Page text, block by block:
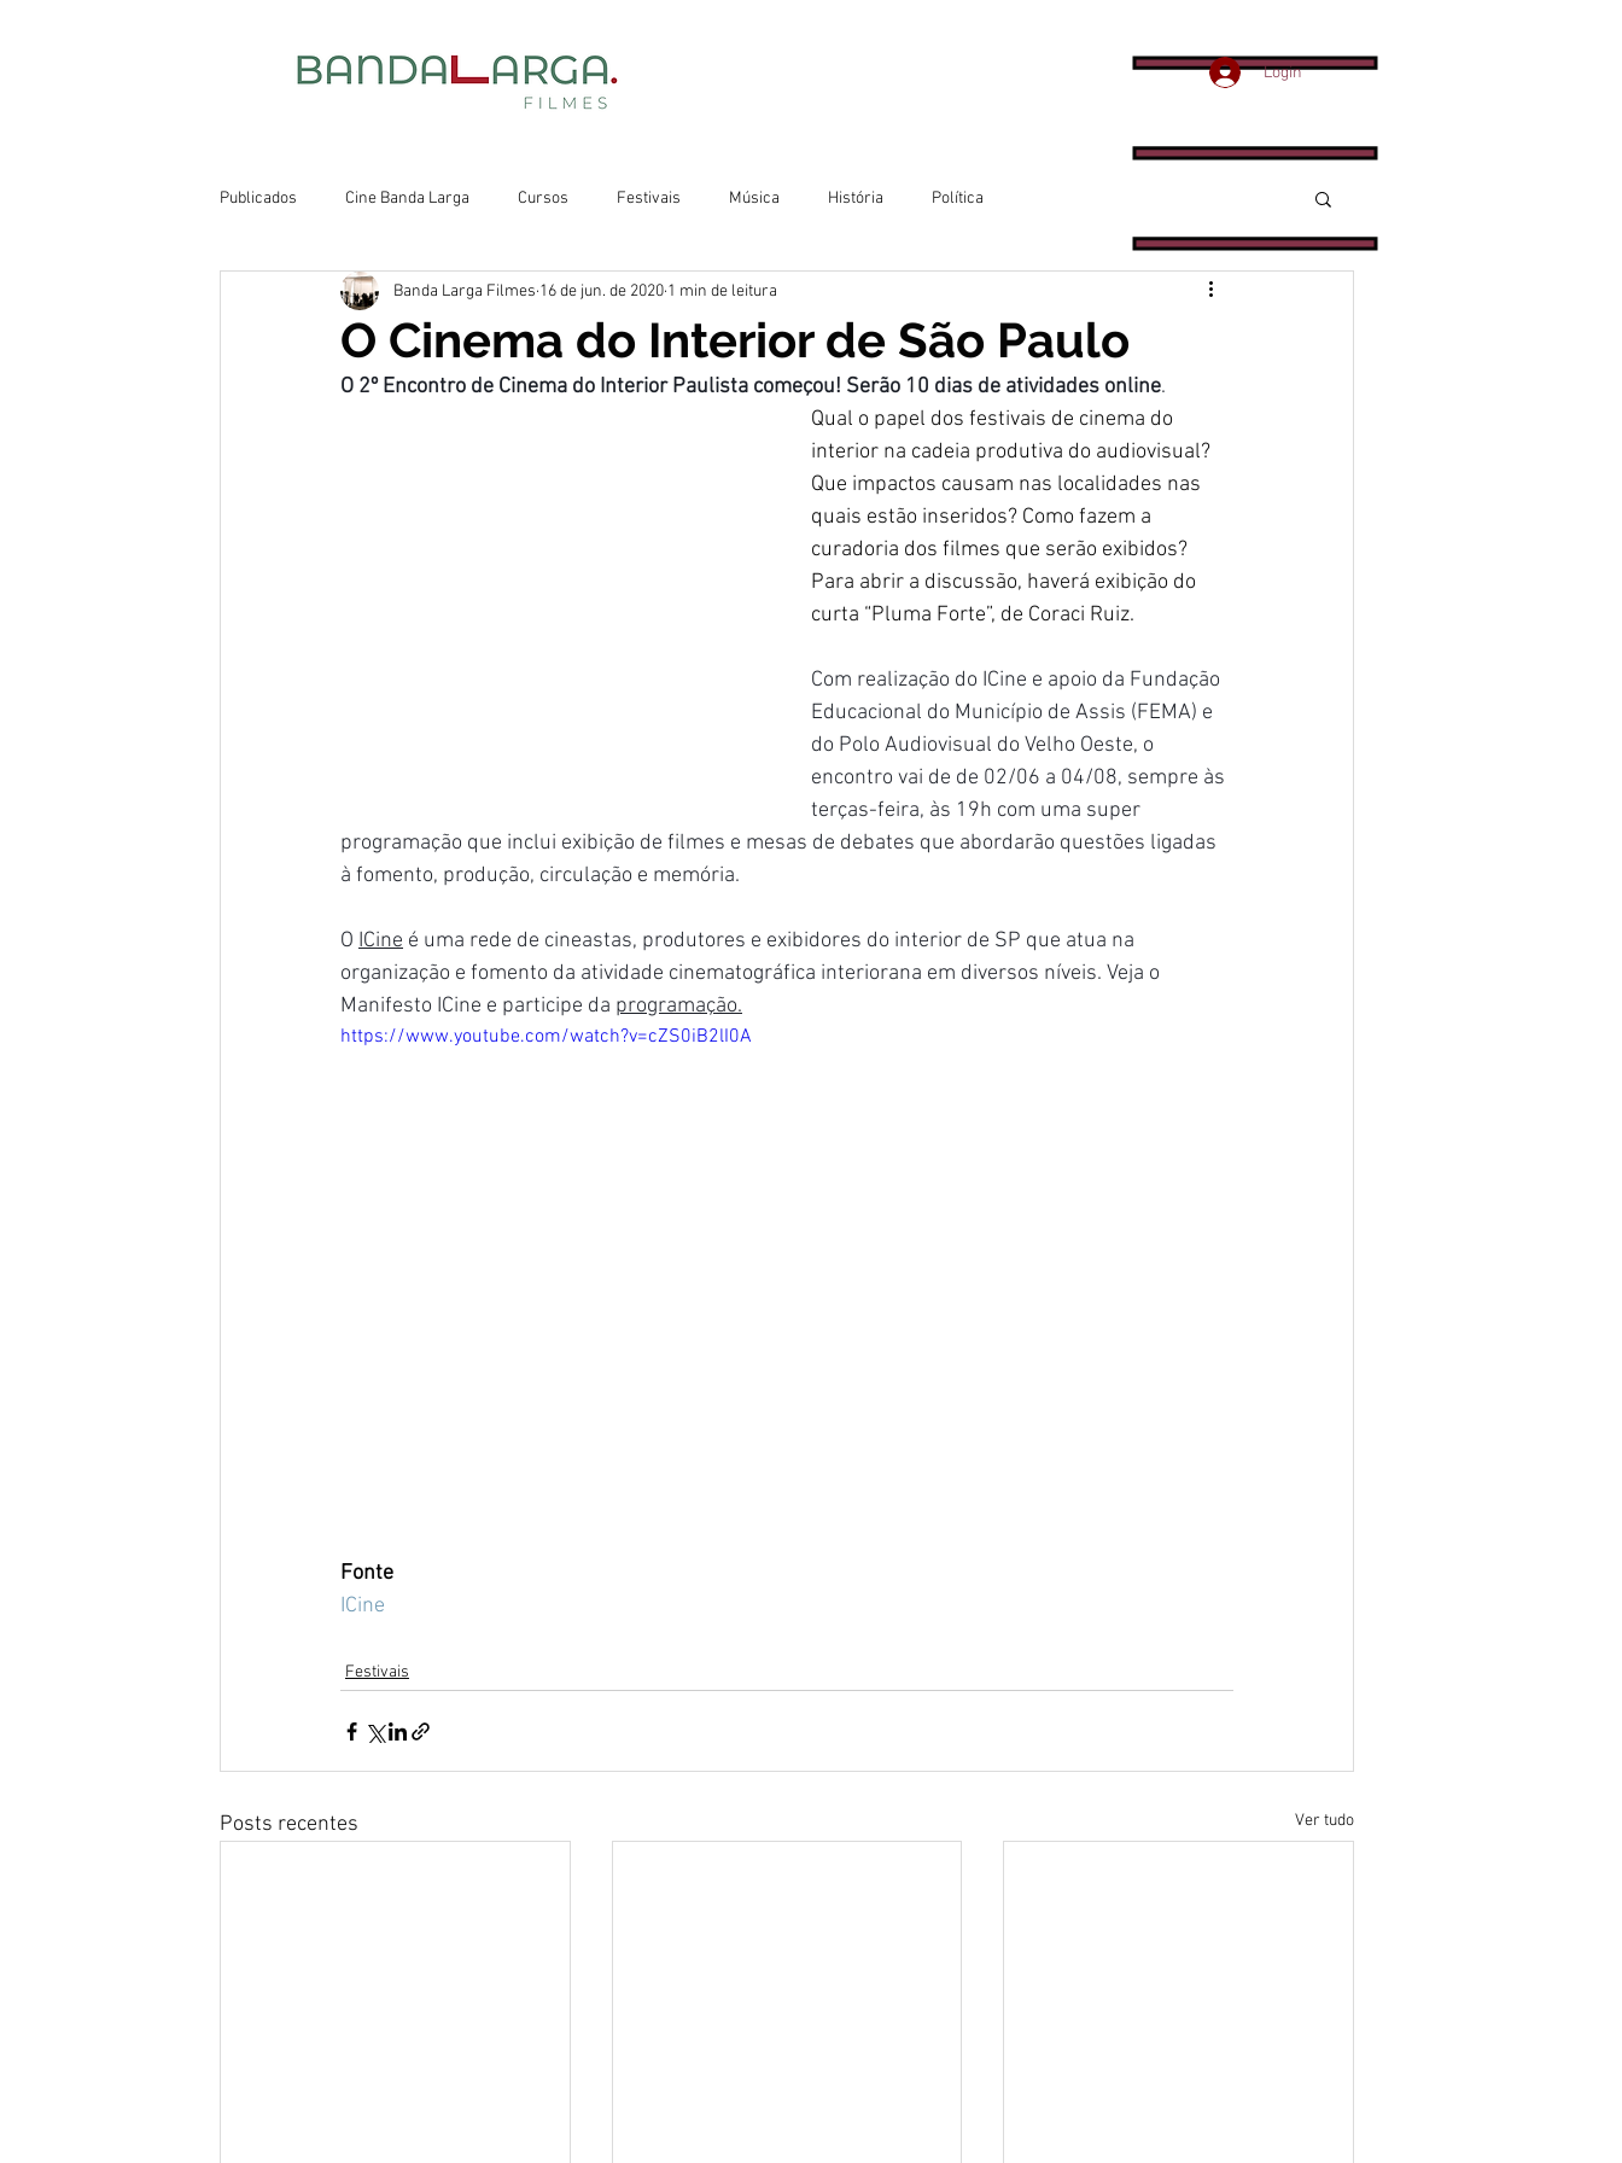
Login
Publicados Cine Banda Larga Cursos Festivais Música História Política
O Cinema do Interior de São Paulo
Banda Larga Filmes 16 de jun. de 2020 1 min de leitura
O 2º Encontro de Cinema do Interior Paulista começou! Serão 10 dias de atividades online.
Qual o papel dos festivais de cinema do
interior na cadeia produtiva do audiovisual?
Que impactos causam nas localidades nas
quais estão inseridos? Como fazem a
curadoria dos filmes que serão exibidos?
Para abrir a discussão, haverá exibição do
curta “Pluma Forte”, de Coraci Ruiz.
Com realização do ICine e apoio da Fundação
Educacional do Município de Assis (FEMA) e
do Polo Audiovisual do Velho Oeste, o
encontro vai de de 02/06 a 04/08, sempre às
terças-feira, às 19h com uma super
programação que inclui exibição de filmes e mesas de debates que abordarão questões ligadas
à fomento, produção, circulação e memória.
O ICine é uma rede de cineastas, produtores e exibidores do interior de SP que atua na
organização e fomento da atividade cinematográfica interiorana em diversos níveis. Veja o
Manifesto ICine e participe da programação.
https://www.youtube.com/watch?v=cZS0iB2lI0A
Fonte
ICine
Festivais
Posts recentes Ver tudo